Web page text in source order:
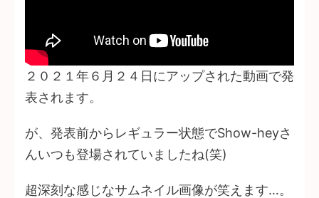
２０２１年６月２４日にアップされた動画で発
表されます。
が、発表前からレギュラー状態でShow-heyさ
んいつも登場されていましたね(笑)
超深刻な感じなサムネイル画像が笑えます…。